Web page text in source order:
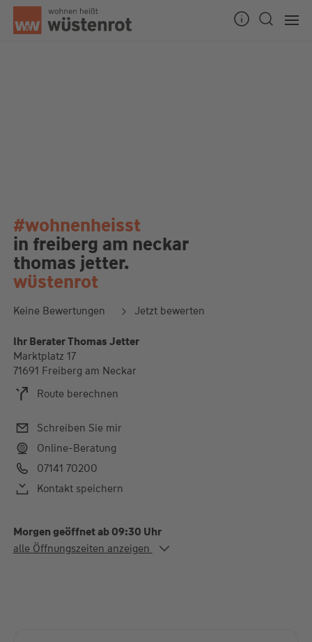
#wohnenheisst
in freiberg am neckar
thomas jetter.
wüstenrot
Keine Bewertungen Jetzt bewerten
Ihr Berater Thomas Jetter
Marktplatz 17
71691 Freiberg am Neckar
Route berechnen
Schreiben Sie mir
Online-Beratung
07141 70200
Kontakt speichern
Morgen geöffnet ab 09:30 Uhr
Alle Öffnungszeiten
alle Öffnungszeiten anzeigen